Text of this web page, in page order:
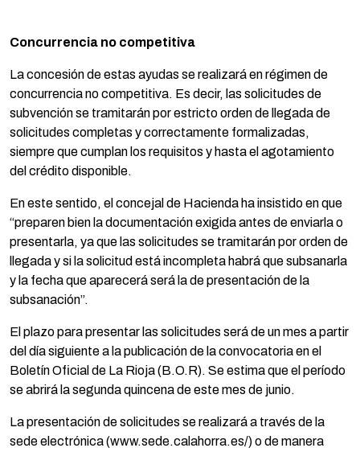
Concurrencia no competitiva
La concesión de estas ayudas se realizará en régimen de
concurrencia no competitiva. Es decir, las solicitudes de
subvención se tramitarán por estricto orden de llegada de
solicitudes completas y correctamente formalizadas,
siempre que cumplan los requisitos y hasta el agotamiento
del crédito disponible.
En este sentido, el concejal de Hacienda ha insistido en que
“preparen bien la documentación exigida antes de enviarla o
presentarla, ya que las solicitudes se tramitarán por orden de
llegada y si la solicitud está incompleta habrá que subsanarla
y la fecha que aparecerá será la de presentación de la
subsanación”.
El plazo para presentar las solicitudes será de un mes a partir
del día siguiente a la publicación de la convocatoria en el
Boletín Oficial de La Rioja (B.O.R). Se estima que el período
se abrirá la segunda quincena de este mes de junio.
La presentación de solicitudes se realizará a través de la
sede electrónica (www.sede.calahorra.es/) o de manera